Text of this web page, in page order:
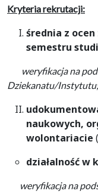
Kryteria rekrutacji:
średnia z
semestru
weryfikacja na
Dziekanatu/Instytutu;
naukowych,
wolontariacie
działalność w
weryfikacja na